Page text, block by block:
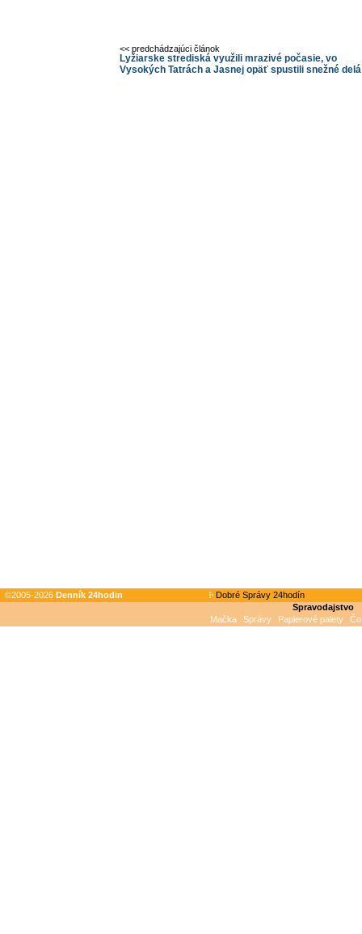
<< predchádzajúci článok
Lyžiarske strediská využili mrazivé počasie, vo
Vysokých Tatrách a Jasnej opäť spustili snežné delá
©2005-2026 Denník 24hodin
Dobré Správy 24hodín
Spravodajstvo
Mačka
Správy Papierové palety